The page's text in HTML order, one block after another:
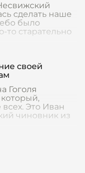
сделать наше
было
то старательно
своей
Гоголя
Это Иван
чиновник из